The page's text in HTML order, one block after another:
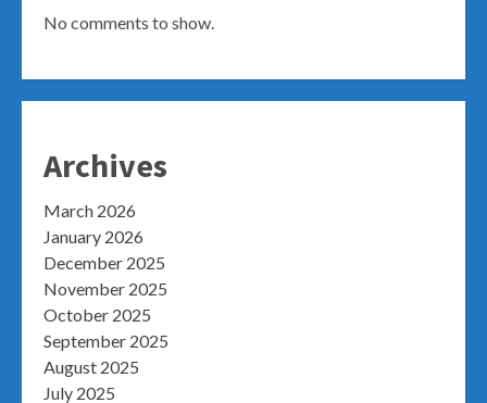
No comments to show.
Archives
March 2026
January 2026
December 2025
November 2025
October 2025
September 2025
August 2025
July 2025